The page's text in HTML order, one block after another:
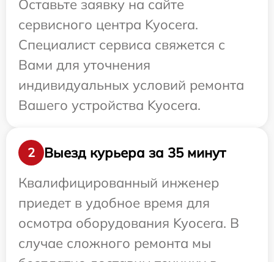
Оставьте заявку на сайте
сервисного центра Kyocera.
Специалист сервиса свяжется с
Вами для уточнения
индивидуальных условий ремонта
Вашего устройства Kyocera.
2
Выезд курьера за 35 минут
Квалифицированный инженер
приедет в удобное время для
осмотра оборудования Kyocera. В
случае сложного ремонта мы